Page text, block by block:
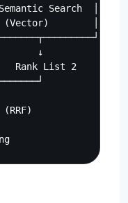
Search  │
(Vector)        │
↓
Rank List 2
(RRF)